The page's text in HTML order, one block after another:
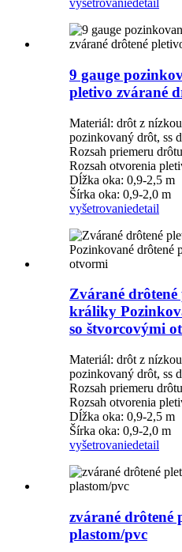
vyšetrovaniedetail
9 gauge
pletivo zvárané
Materiál: drôt z
pozinkovaný drôt, ss
Rozsah priemeru
Rozsah otvorenia
Dĺžka oka: 0,9-2,5 m
Šírka oka: 0,9-2,0 m
vyšetrovaniedetail
Zvárané
králiky
so štvorcovými
Materiál: drôt z
pozinkovaný drôt, ss
Rozsah priemeru
Rozsah otvorenia
Dĺžka oka: 0,9-2,5 m
Šírka oka: 0,9-2,0 m
vyšetrovaniedetail
zvárané drôtené
plastom/pvc